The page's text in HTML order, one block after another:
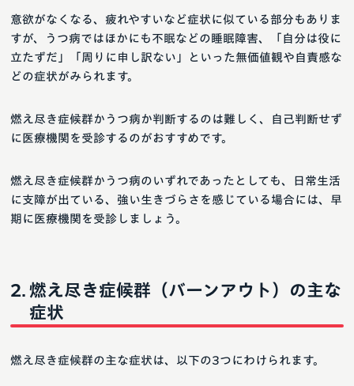
意欲がなくなる、疲れやすいなど症状に似ている部分もありま
すが、うつ病ではほかにも不眠などの睡眠障害、「自分は役に
立たずだ」「周りに申し訳ない」といった無価値観や自責感な
どの症状がみられます。
燃え尽き症候群かうつ病か判断するのは難しく、自己判断せず
に医療機関を受診するのがおすすめです。
燃え尽き症候群かうつ病のいずれであったとしても、日常生活
に支障が出ている、強い生きづらさを感じている場合には、早
期に医療機関を受診しましょう。
燃え尽き症候群（バーンアウト）の主な
症状
燃え尽き症候群の主な症状は、以下の3つにわけられます。